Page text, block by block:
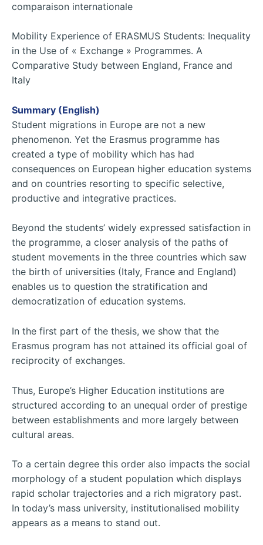
comparaison internationale
Mobility Experience of ERASMUS Students: Inequality
in the Use of « Exchange » Programmes. A
Comparative Study between England, France and
Italy
Summary (English)
Student migrations in Europe are not a new
phenomenon. Yet the Erasmus programme has
created a type of mobility which has had
consequences on European higher education systems
and on countries resorting to specific selective,
productive and integrative practices.
Beyond the students’ widely expressed satisfaction in
the programme, a closer analysis of the paths of
student movements in the three countries which saw
the birth of universities (Italy, France and England)
enables us to question the stratification and
democratization of education systems.
In the first part of the thesis, we show that the
Erasmus program has not attained its official goal of
reciprocity of exchanges.
Thus, Europe’s Higher Education institutions are
structured according to an unequal order of prestige
between establishments and more largely between
cultural areas.
To a certain degree this order also impacts the social
morphology of a student population which displays
rapid scholar trajectories and a rich migratory past.
In today’s mass university, institutionalised mobility
appears as a means to stand out.